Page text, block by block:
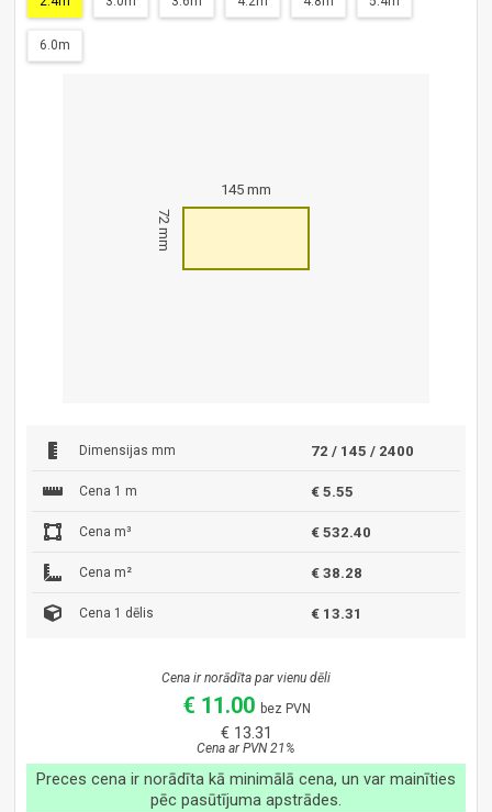
6.0m
145 mm
72 mm
Dimensijas mm 72 / 145 / 2400
Cena 1 m € 5.55
Cena m³ € 532.40
Cena m² € 38.28
Cena 1 dēlis € 13.31
Cena ir norādīta par vienu dēli
€ 11.00 bez PVN
€ 13.31
Cena ar PVN 21%
Preces cena ir norādīta kā minimālā cena, un var mainīties
pēc pasūtījuma apstrādes.